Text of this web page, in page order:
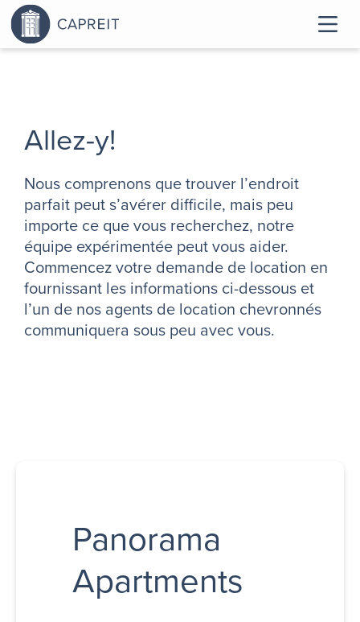
Allez-y!
Nous comprenons que trouver l’endroit
parfait peut s’avérer difficile, mais peu
importe ce que vous recherchez, notre
équipe expérimentée peut vous aider.
Commencez votre demande de location en
fournissant les informations ci-dessous et
l’un de nos agents de location chevronnés
communiquera sous peu avec vous.
Panorama
Apartments